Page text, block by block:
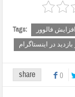
Tags: افزایش فالوور
در اینستاگرام
share 0